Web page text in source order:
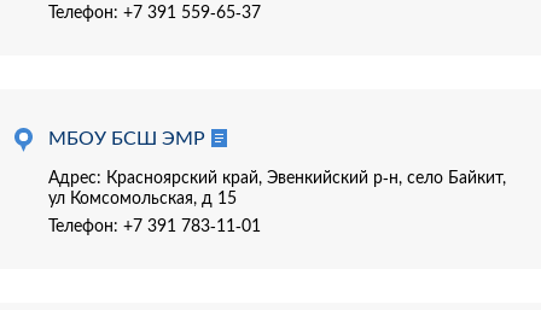
Телефон: +7 391 559-65-37
МБОУ БСШ ЭМР
Адрес: Красноярский край, Эвенкийский р-н, село Байкит,
ул Комсомольская, д 15
Телефон: +7 391 783-11-01